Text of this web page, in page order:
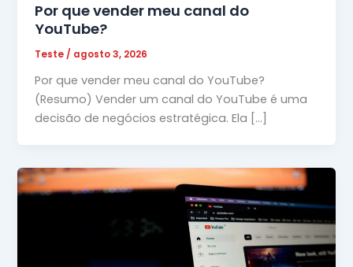
Por que vender meu canal do
YouTube?
Teste / agosto 3, 2026
Por que vender meu canal do YouTube?
(Resumo) Vender um canal do YouTube é uma
decisão de negócios estratégica. Ela […]